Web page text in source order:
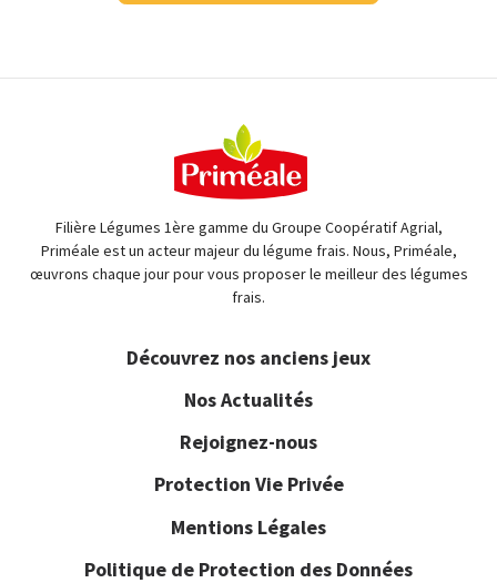
Filière Légumes 1ère gamme du Groupe Coopératif Agrial,
Priméale est un acteur majeur du légume frais. Nous, Priméale,
œuvrons chaque jour pour vous proposer le meilleur des légumes
frais.
Découvrez nos anciens jeux
Nos Actualités
Rejoignez-nous
Protection Vie Privée
Mentions Légales
Politique de Protection des Données